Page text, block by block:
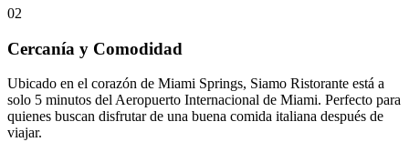
02
Cercanía y Comodidad
Ubicado en el corazón de Miami Springs, Siamo Ristorante está a
solo 5 minutos del Aeropuerto Internacional de Miami. Perfecto para
quienes buscan disfrutar de una buena comida italiana después de
viajar.